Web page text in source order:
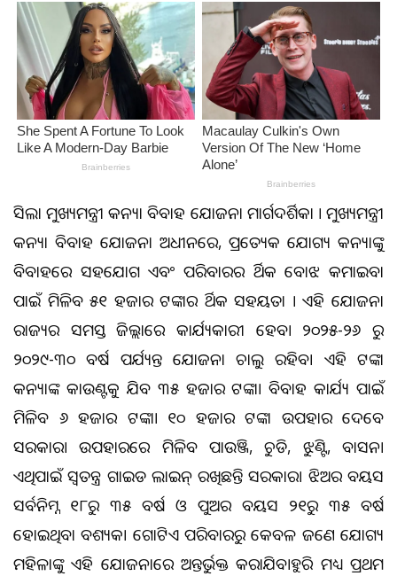
ଆସିଲା ମୁଖ୍ୟମନ୍ତ୍ରୀ କନ୍ୟା ବିବାହ ଯୋଜନା ମାର୍ଗଦର୍ଶିକା । ମୁଖ୍ୟମନ୍ତ୍ରୀ
କନ୍ୟା ବିବାହ ଯୋଜନା ଅଧୀନରେ, ପ୍ରତ୍ୟେକ ଯୋଗ୍ୟ କନ୍ୟାଙ୍କୁ
ବିବାହରେ ସହଯୋଗ ଏବଂ ପରିବାରର ଆର୍ଥିକ ବୋଝ କମାଇବା
ପାଇଁ ମିଳିବ ୫୧ ହଜାର ଟଙ୍କାର ଆର୍ଥିକ ସହୟତା । ଏହି ଯୋଜନା
ରାଜ୍ୟର ସମସ୍ତ ଜିଲ୍ଲାରେ କାର୍ଯ୍ୟକାରୀ ହେବ। ୨୦୨୫-୨୬ ରୁ
୨୦୨୯-୩୦ ବର୍ଷ ପର୍ଯ୍ୟନ୍ତ ଯୋଜନା ଚାଲୁ ରହିବ। ଏହି ଟଙ୍କା
କନ୍ୟାଙ୍କ ଆକାଉଣ୍ଟକୁ ଯିବ ୩୫ ହଜାର ଟଙ୍କା। ବିବାହ କାର୍ଯ୍ୟ ପାଇଁ
ମିଳିବ ୬ ହଜାର ଟଙ୍କା। ୧୦ ହଜାର ଟଙ୍କା ଉପହାର ଦେବେ
ସରକାର। ଉପହାରରେ ମିଳିବ ପାଉଞ୍ଜି, ଚୁଡି, ଝୁଣ୍ଟିଆ, ବାସନ।
ଏଥିପାଇଁ ସ୍ବତନ୍ତ୍ର ଗାଇଡ ଲାଇନ୍ ରଖିଛନ୍ତି ସରକାର। ଝିଅର ବୟସ
ସର୍ବନିମ୍ନ ୧୮ରୁ ୩୫ ବର୍ଷ ଓ ପୁଅର ବୟସ ୨୧ରୁ ୩୫ ବର୍ଷ
ହୋଇଥିବା ଆବଶ୍ୟକ। ଗୋଟିଏ ପରିବାରରୁ କେବଳ ଜଣେ ଯୋଗ୍ୟ
ମହିଳାଙ୍କୁ ଏହି ଯୋଜନାରେ ଅନ୍ତର୍ଭୁକ୍ତ କରାଯିବ।ଆହୁରି ମଧ୍ୟ ପ୍ରଥମ